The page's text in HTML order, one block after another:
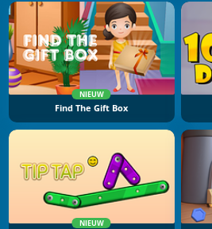
NIEUW
Find The Gift Box
NIEUW